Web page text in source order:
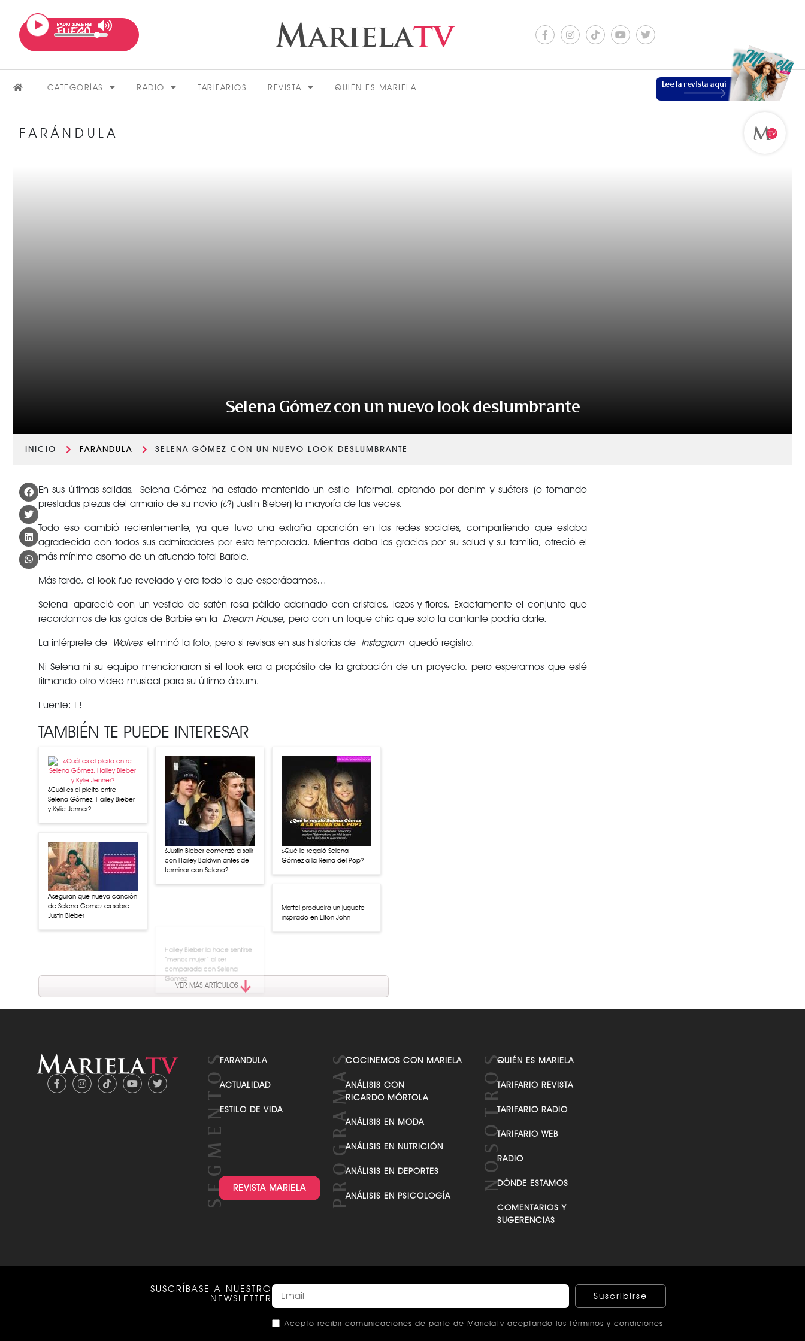
CATEGORÍAS RADIO TARIFARIOS REVISTA QUIÉN ES MARIELA Lee la revista aquí
FARÁNDULA
Selena Gómez con un nuevo look deslumbrante
INICIO FARÁNDULA SELENA GÓMEZ CON UN NUEVO LOOK DESLUMBRANTE
En sus últimas salidas, Selena Gómez ha estado mantenido un estilo informal, optando por denim y suéters (o tomando
prestadas piezas del armario de su novio (¿?) Justin Bieber) la mayoría de las veces.
Todo eso cambió recientemente, ya que tuvo una extraña aparición en las redes sociales, compartiendo que estaba
agradecida con todos sus admiradores por esta temporada. Mientras daba las gracias por su salud y su familia, ofreció el
más mínimo asomo de un atuendo total Barbie.
Más tarde, el look fue revelado y era todo lo que esperábamos…
Selena apareció con un vestido de satén rosa pálido adornado con cristales, lazos y flores. Exactamente el conjunto que
recordamos de las galas de Barbie en la Dream House, pero con un toque chic que solo la cantante podría darle.
La intérprete de Wolveseliminó la foto, pero si revisas en sus historias de Instagramquedó registro.
Ni Selena ni su equipo mencionaron si el look era a propósito de la grabación de un proyecto, pero esperamos que esté
filmando otro video musical para su último álbum.
Fuente: E!
TAMBIÉN TE PUEDE INTERESAR
¿Cuál es el pleito entre
Selena Gómez, Hailey Bieber
y Kylie Jenner?
Aseguran que nueva canción
de Selena Gomez es sobre
Justin Bieber
¿Justin Bieber comenzó a salir
con Hailey Baldwin antes de
terminar con Selena?
¿Qué le regaló Selena
Gómez a la Reina del Pop?
VER MÁS ARTÍCULOS
FARANDULA
ACTUALIDAD
ESTILO DE VIDA
COCINEMOS CON MARIELA
ANÁLISIS CON
RICARDO MÓRTOLA
ANÁLISIS EN MODA
QUIÉN ES MARIELA
TARIFARIO REVISTA
TARIFARIO WEB
DÓNDE ESTAMOS